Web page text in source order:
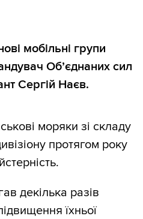
мобільні групи
Об’єднаних сил
Сергій Наєв.
моряки зі складу
протягом року
декілька разів
їхньої